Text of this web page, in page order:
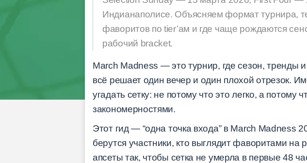
Индианаполисе. Объясняем формат турнира,
фаворитов по tier’ам и где чаще рождаются
рабочий bracket.
March Madness — это турнир, где сезон, тренды и
всё решает один вечер и один плохой отрезок.
угадать сетку: не потому что это легко, а
закономерностями.
Этот гид — “одна точка входа” в March Madness
берутся участники, кто выглядит фаворитами
апсеты так, чтобы сетка не умерла в первые 48